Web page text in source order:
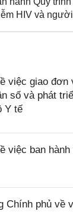
HIV và
việc giao
số và phát
Y tế
việc ban
phủ về